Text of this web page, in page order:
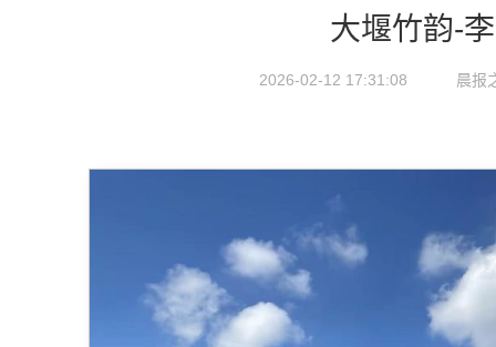
大堰竹韵-
2026-02-12 17:31:08 晨报